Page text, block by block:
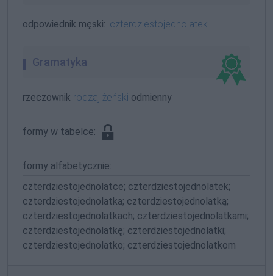
odpowiednik męski: czterdziestojednolatek
Gramatyka
rzeczownik rodzaj żeński odmienny
formy w tabelce:
formy alfabetycznie:
czterdziestojednolatce; czterdziestojednolatek;
czterdziestojednolatka; czterdziestojednolatką;
czterdziestojednolatkach; czterdziestojednolatkami;
czterdziestojednolatkę; czterdziestojednolatki;
czterdziestojednolatko; czterdziestojednolatkom